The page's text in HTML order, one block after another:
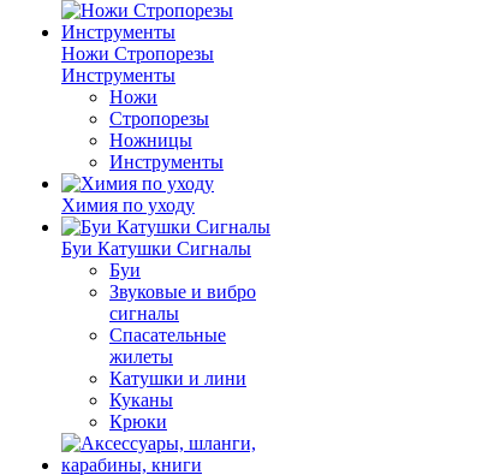
Ножи Стропорезы
Инструменты
Ножи
Стропорезы
Ножницы
Инструменты
Химия по уходу
Буи Катушки Сигналы
Буи
Звуковые и вибро
сигналы
Спасательные
жилеты
Катушки и лини
Куканы
Крюки